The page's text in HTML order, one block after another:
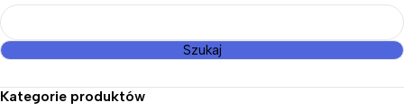
Szukaj
Kategorie produktów